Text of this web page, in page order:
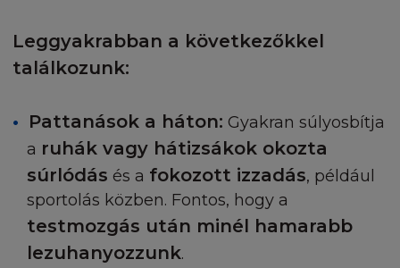
Leggyakrabban a következőkkel
találkozunk:
Pattanások a háton: Gyakran súlyosbítja
a ruhák vagy hátizsákok okozta
súrlódás és a fokozott izzadás, például
sportolás közben. Fontos, hogy a
testmozgás után minél hamarabb
lezuhanyozzunk.
A L’Oréal megszüntetheti ezeket a feltételeket,
bármilyen indok nélkül. Amennyiben a L’Oréal
belül meg kell kapnia a beszüntetést követően. A
beszüntetés ekkortól lép érvénybe. Azonban az
feladata lesz jelezni nekünk, ha bármilyen
észlel az e-mail címében. Az Ön által végzett
megszüntetéshez küldjön egy e-mailt a
címre. A megszüntetési folyamatban Ön
minden olyan tartalmat és anyagot, amit a